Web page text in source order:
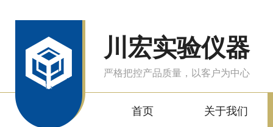
川宏实验仪器
严格把控产品质量，以客户为中心
首页 关于我们